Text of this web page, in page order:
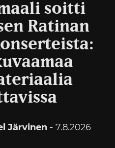
soitti
Ratinan
Järvinen - 7.8.2026